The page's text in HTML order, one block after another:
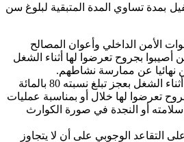
بمدة تساوي المدة المتبقية لبلوغ سن
الأمن الداخلي وأعوان المصالح
أصيبوا بجروح تعرضوا لها أثناء الشغل
نهائيا عن ممارسة نشاطهم.
الأعوان الذين أصيبوا أثناء الشغل بعجز تبلغ نسبته 80 بالمائة
تعرضوا لها خلال أو بمناسبة عمليات
أو النجدة في صورة الكوارث
على التقاعد الوجوبي على أن لا يتجاوز